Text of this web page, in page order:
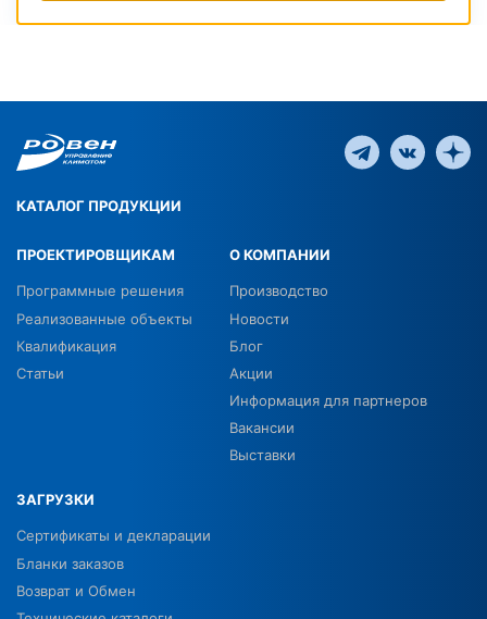
КАТАЛОГ ПРОДУКЦИИ
ПРОЕКТИРОВЩИКАМ
Программные решения
Реализованные объекты
Квалификация
Статьи
О КОМПАНИИ
Производство
Новости
Блог
Акции
Информация для партнеров
Вакансии
Выставки
ЗАГРУЗКИ
Сертификаты и декларации
Бланки заказов
Возврат и Обмен